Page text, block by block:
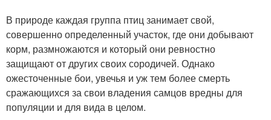
В природе каждая группа птиц занимает свой,
совершенно определенный участок, где они добывают
корм, размножаются и который они ревностно
защищают от других своих сородичей. Однако
ожесточенные бои, увечья и уж тем более смерть
сражающихся за свои владения самцов вредны для
популяции и для вида в целом.